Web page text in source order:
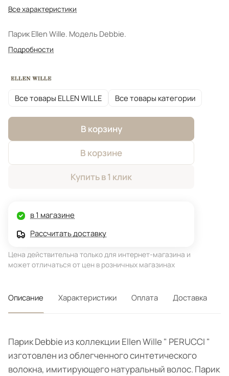
Все характеристики
Парик Ellen Wille. Модель Debbie.
Подробности
Все товары ELLEN WILLE Все товары категории
В корзину
В корзине
Купить в 1 клик
в 1 магазине
Рассчитать доставку
Цена действительна только для интернет-магазина и
может отличаться от цен в розничных магазинах
Описание Характеристики Оплата Доставка
Парик Debbie из коллекции Ellen Wille " PERUCCI "
изготовлен из облегченного синтетического
волокна, имитирующего натуральный волос. Парик